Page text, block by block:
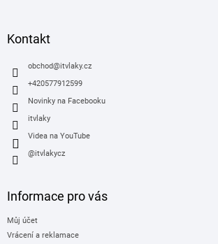
Kontakt
obchod@itvlaky.cz
+420577912599
Novinky na Facebooku
itvlaky
Videa na YouTube
@itvlakycz
Informace pro vás
Můj účet
Vrácení a reklamace